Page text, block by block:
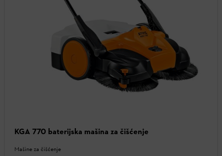
KGA 770 baterijska mašina za čišćenje
Mašine za čišćenje